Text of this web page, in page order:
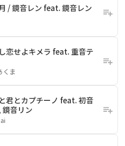
/ 鏡音レン feat. 鏡音レン
恋せよキメラ feat. 重音テ
くま
君とカプチーノ feat. 初音
鏡音リン